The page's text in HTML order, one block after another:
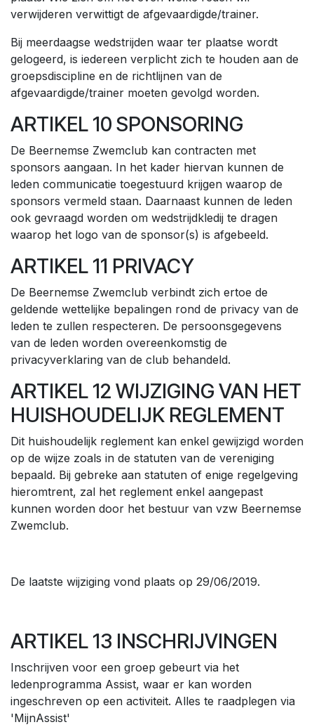
verwijderen verwittigt de afgevaardigde/trainer.
Bij meerdaagse wedstrijden waar ter plaatse wordt
gelogeerd, is iedereen verplicht zich te houden aan de
groepsdiscipline en de richtlijnen van de
afgevaardigde/trainer moeten gevolgd worden.
ARTIKEL 10 SPONSORING
De Beernemse Zwemclub kan contracten met
sponsors aangaan. In het kader hiervan kunnen de
leden communicatie toegestuurd krijgen waarop de
sponsors vermeld staan. Daarnaast kunnen de leden
ook gevraagd worden om wedstrijdkledij te dragen
waarop het logo van de sponsor(s) is afgebeeld.
ARTIKEL 11 PRIVACY
De Beernemse Zwemclub verbindt zich ertoe de
geldende wettelijke bepalingen rond de privacy van de
leden te zullen respecteren. De persoonsgegevens
van de leden worden overeenkomstig de
privacyverklaring van de club behandeld.
ARTIKEL 12 WIJZIGING VAN HET
HUISHOUDELIJK REGLEMENT
Dit huishoudelijk reglement kan enkel gewijzigd worden
op de wijze zoals in de statuten van de vereniging
bepaald. Bij gebreke aan statuten of enige regelgeving
hieromtrent, zal het reglement enkel aangepast
kunnen worden door het bestuur van vzw Beernemse
Zwemclub.
De laatste wijziging vond plaats op 29/06/2019.
ARTIKEL 13 INSCHRIJVINGEN
Inschrijven voor een groep gebeurt via het
ledenprogramma Assist, waar er kan worden
ingeschreven op een activiteit. Alles te raadplegen via
'MijnAssist'